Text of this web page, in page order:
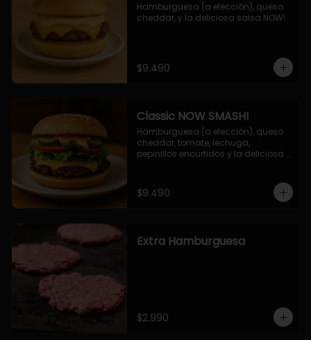
Hamburguesa (a elección), queso
cheddar, y la deliciosa salsa NOW!
$9.490
Classic NOW SMASH!
Hamburguesa (a elección), queso
cheddar, tomate, lechuga,
pepinillos encurtidos y la deliciosa
$9.490
Extra Hamburguesa
$2.990